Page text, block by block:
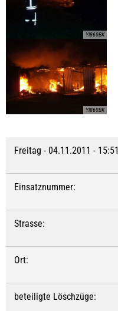
YI860BK
YI860BK
Freitag - 04.11.2011 - 15:51
Einsatznummer:
Strasse:
Ort:
beteiligte Löschzüge: